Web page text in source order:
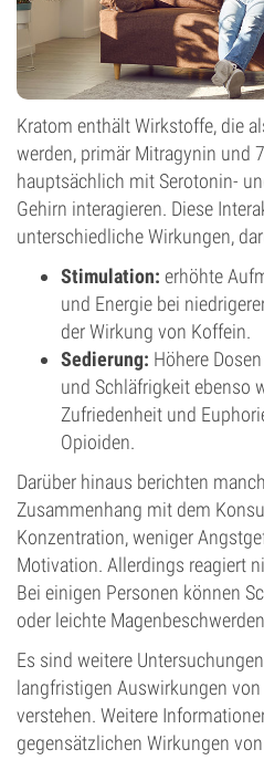
Kratom enthält Wirkstoffe, die
werden, primär Mitragynin und
hauptsächlich mit Serotonin-
Gehirn interagieren. Diese
unterschiedliche Wirkungen,
Stimulation: erhöhte
und Energie bei
der Wirkung von Koffein.
Sedierung: Höhere
und Schläfrigkeit ebenso
Zufriedenheit und
Opioiden.
Darüber hinaus berichten
Zusammenhang mit dem
Konzentration, weniger
Motivation. Allerdings reagiert
Bei einigen Personen können
oder leichte
Es sind weitere
langfristigen Auswirkungen
verstehen. Weitere
gegensätzlichen Wirkungen